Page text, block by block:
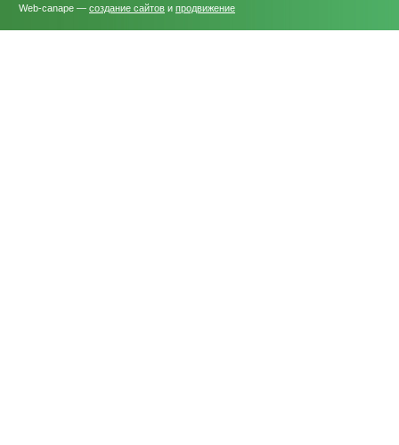
Web-canape — создание сайтов и продвижение